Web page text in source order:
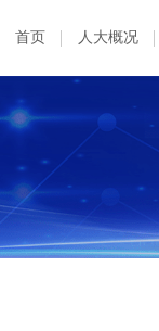
首页 人大概况